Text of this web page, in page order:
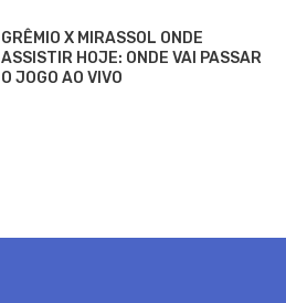
GRÊMIO X MIRASSOL ONDE
ASSISTIR HOJE: ONDE VAI PASSAR
O JOGO AO VIVO